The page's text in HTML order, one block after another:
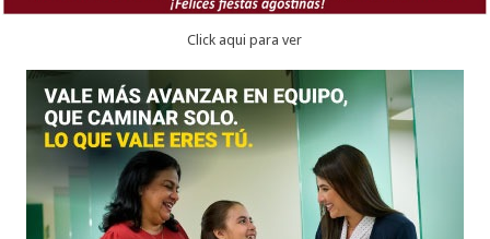
Click aqui para ver